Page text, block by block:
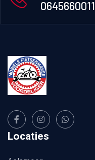
0645660011
Locaties